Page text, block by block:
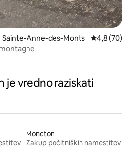
Sainte-Anne-des-Monts Povprečna
4,8 (70)
je vredno raziskati
Moncton
Zakup počitniških namestitev